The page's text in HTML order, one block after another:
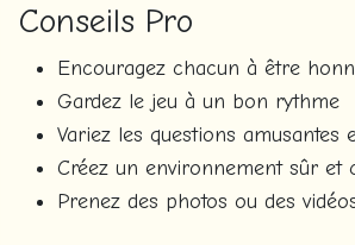
Conseils Pro
Encouragez chacun à être
Gardez le jeu à un bon rythme
Variez les questions amusantes
Créez un environnement sûr et
Prenez des photos ou des